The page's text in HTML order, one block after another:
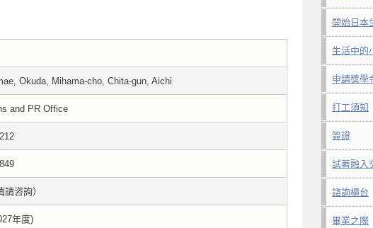
Okuda, Mihama-cho, Chita-gun, Aichi
and PR Office
咨詢）
年度)
開始日本
生活中的
申請獎學
打工須知
簽證
試著融入
諮詢櫃台
畢業之際